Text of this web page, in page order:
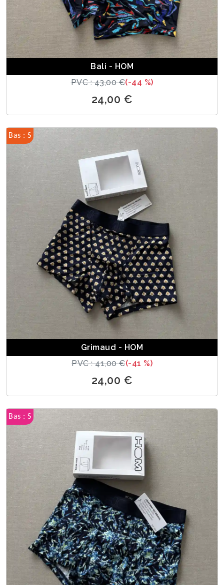
Bali - HOM
PVC : 43,00 €(-44 %)
24,00 €
Bas : S
Grimaud - HOM
PVC : 41,00 €(-41 %)
24,00 €
Bas : S